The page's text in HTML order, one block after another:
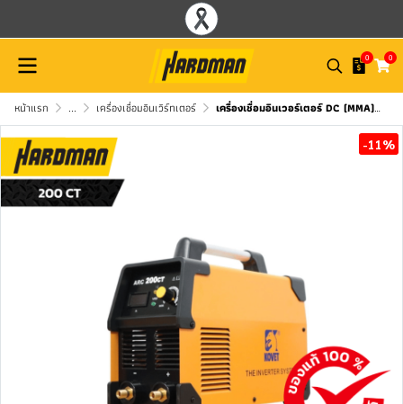
0 0
หน้าแรก ... เครื่องเชื่อมอินเวิร์ทเตอร์ เครื่องเชื่อมอินเวอร์เตอร์ DC (MMA) KOVET รุ่น ARC-200 CT
-11%